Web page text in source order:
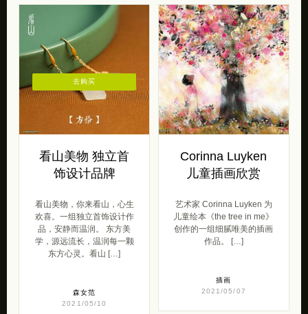
看山美物 独立首
饰设计品牌
看山美物，你来看山，心生
欢喜。一组独立首饰设计作
品，安静而温润。 东方美
学，源远流长，温润每一颗
东方心灵。看山 […]
森女范
2021/05/10
去购买
Corinna Luyken
儿童插画欣赏
艺术家 Corinna Luyken 为
儿童绘本《the tree in me》
创作的一组细腻唯美的插画
作品。 […]
插画
2021/05/07